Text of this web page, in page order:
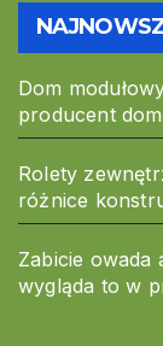
Dom
producent
Rolety
różnice
Zabicie owada
wygląda to w